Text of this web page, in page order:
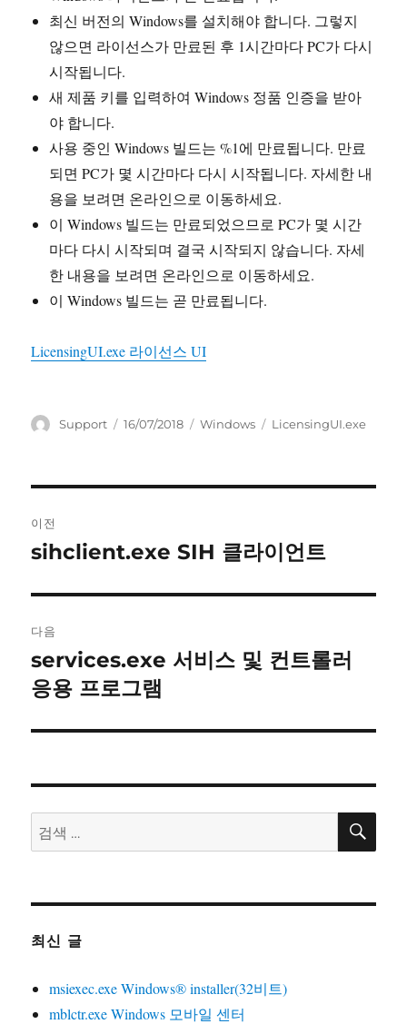
최신 버전의 Windows를 설치해야 합니다. 그렇지
않으면 라이선스가 만료된 후 1시간마다 PC가 다시
시작됩니다.
새 제품 키를 입력하여 Windows 정품 인증을 받아
야 합니다.
사용 중인 Windows 빌드는 %1에 만료됩니다. 만료
되면 PC가 몇 시간마다 다시 시작됩니다. 자세한 내
용을 보려면 온라인으로 이동하세요.
이 Windows 빌드는 만료되었으므로 PC가 몇 시간
마다 다시 시작되며 결국 시작되지 않습니다. 자세
한 내용을 보려면 온라인으로 이동하세요.
이 Windows 빌드는 곧 만료됩니다.
LicensingUI.exe 라이선스 UI
글
Support
작
16/07/2018
카
Windows
태
LicensingUI.exe
내
게
이
션
이전
이
글:
sihclient.exe SIH 클라이언트
다음
다
음
services.exe 서비스 및 컨트롤러
응용 프로그램
검
색:
검
최신 글
msiexec.exe Windows® installer(32비트)
mblctr.exe Windows 모바일 센터